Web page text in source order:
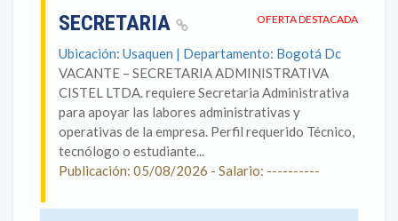
OFERTA DESTACADA
SECRETARIA
Ubicación: Usaquen | Departamento: Bogotá Dc
VACANTE – SECRETARIA ADMINISTRATIVA
CISTEL LTDA. requiere Secretaria Administrativa
para apoyar las labores administrativas y
operativas de la empresa. Perfil requerido Técnico,
tecnólogo o estudiante...
Publicación: 05/08/2026 - Salario: ----------